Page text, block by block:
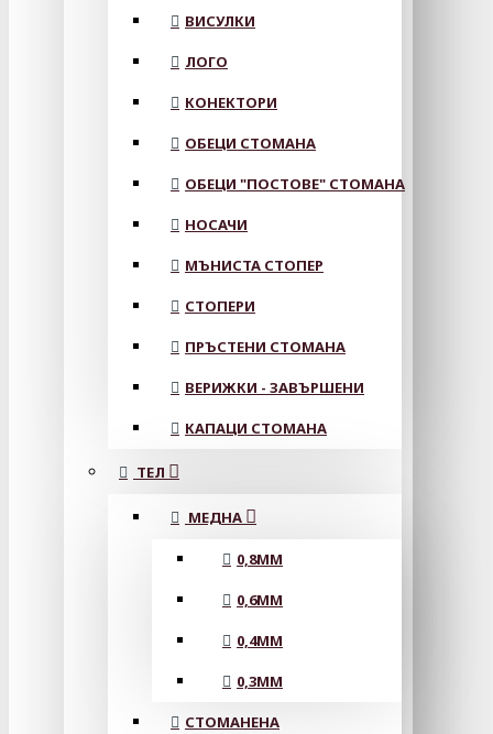
ВИСУЛКИ
ЛОГО
КОНЕКТОРИ
ОБЕЦИ СТОМАНА
ОБЕЦИ "ПОСТОВЕ" СТОМАНА
НОСАЧИ
МЪНИСТА СТОПЕР
СТОПЕРИ
ПРЪСТЕНИ СТОМАНА
ВЕРИЖКИ - ЗАВЪРШЕНИ
КАПАЦИ СТОМАНА
ТЕЛ
МЕДНА
0,8MM
0,6MM
0,4MM
0,3MM
СТОМАНЕНА